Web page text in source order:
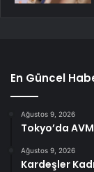
En Güncel
Ağustos 9, 2026
Tokyo’da
Ağustos 9, 2026
Kardeşler